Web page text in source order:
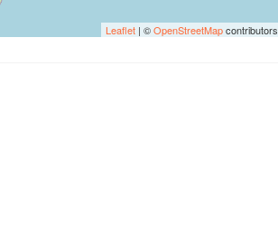
Leaflet | ©OpenStreetMapcontributors